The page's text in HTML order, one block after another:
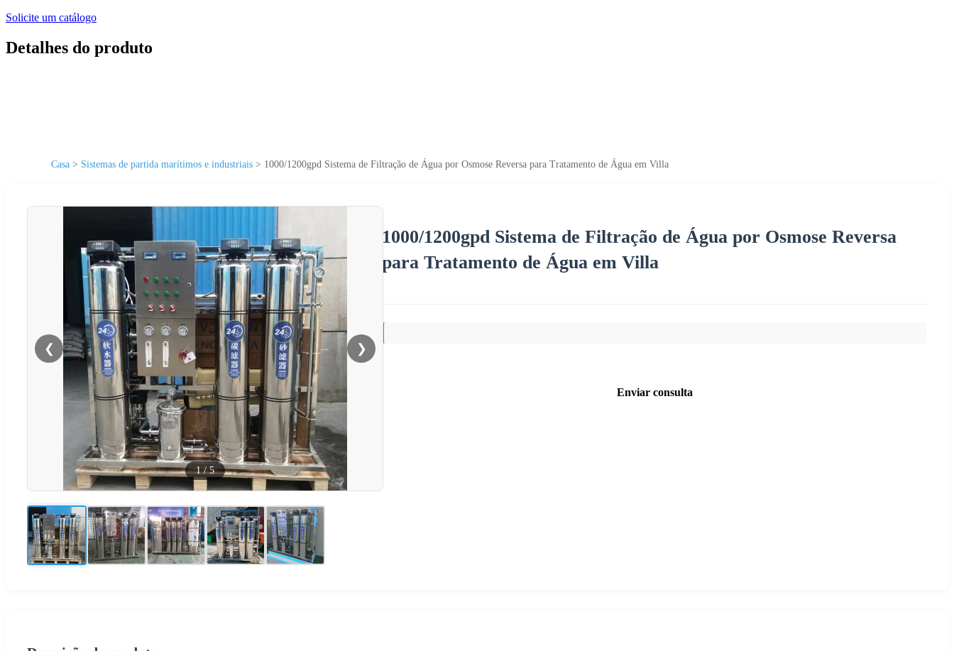
Solicite um catálogo
Detalhes do produto
Casa > Sistemas de partida marítimos e industriais > 1000/1200gpd Sistema de Filtração de Água por Osmose Reversa para Tratamento de Água em Villa
❮ ❯
1/5
1000/1200gpd Sistema de Filtração de Água por Osmose Reversa
para Tratamento de Água em Villa
Enviar consulta